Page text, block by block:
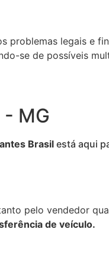
problemas legais e
se de possíveis
MG
Brasil está aqui
pelo vendedor
de veículo.